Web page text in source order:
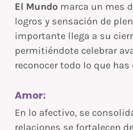
El Mundo marca un mes
logros y sensación de
importante llega a su
permitiéndote celebrar
reconocer todo lo que has
Amor:
En lo afectivo, se
relaciones se fortalecen